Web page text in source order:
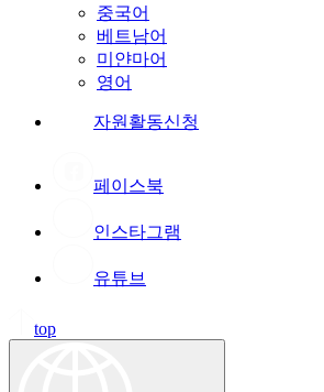
중국어
베트남어
미얀마어
영어
자원활동신청
페이스북
인스타그램
유튜브
top